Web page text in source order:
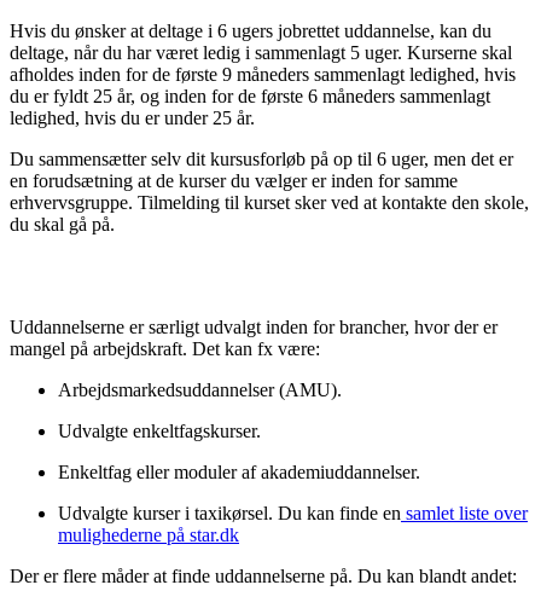
Hvis du ønsker at deltage i 6 ugers jobrettet uddannelse, kan du
deltage, når du har været ledig i sammenlagt 5 uger. Kurserne skal
afholdes inden for de første 9 måneders sammenlagt ledighed, hvis
du er fyldt 25 år, og inden for de første 6 måneders sammenlagt
ledighed, hvis du er under 25 år.
Du sammensætter selv dit kursusforløb på op til 6 uger, men det er
en forudsætning at de kurser du vælger er inden for samme
erhvervsgruppe. Tilmelding til kurset sker ved at kontakte den skole,
du skal gå på.
Uddannelserne er særligt udvalgt inden for brancher, hvor der er
mangel på arbejdskraft. Det kan fx være:
Arbejdsmarkedsuddannelser (AMU).
Udvalgte enkeltfagskurser.
Enkeltfag eller moduler af akademiuddannelser.
Udvalgte kurser i taxikørsel. Du kan finde en samlet liste over
mulighederne på star.dk
Der er flere måder at finde uddannelserne på. Du kan blandt andet: